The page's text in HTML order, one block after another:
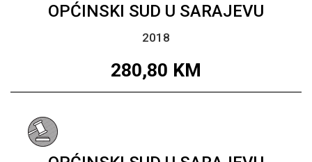
OPĆINSKI SUD U SARAJEVU
2018
280,80 KM